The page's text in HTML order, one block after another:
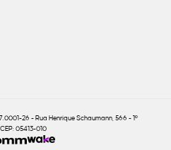
26 - Rua Henrique Schaumann, 566 - 1º
05413-010